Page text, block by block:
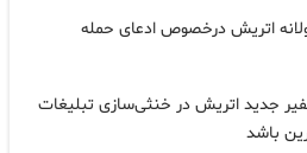
اتریش درخصوص ادعای حمله
جدید اتریش در خنثی‌سازی تبلیغات
باشد